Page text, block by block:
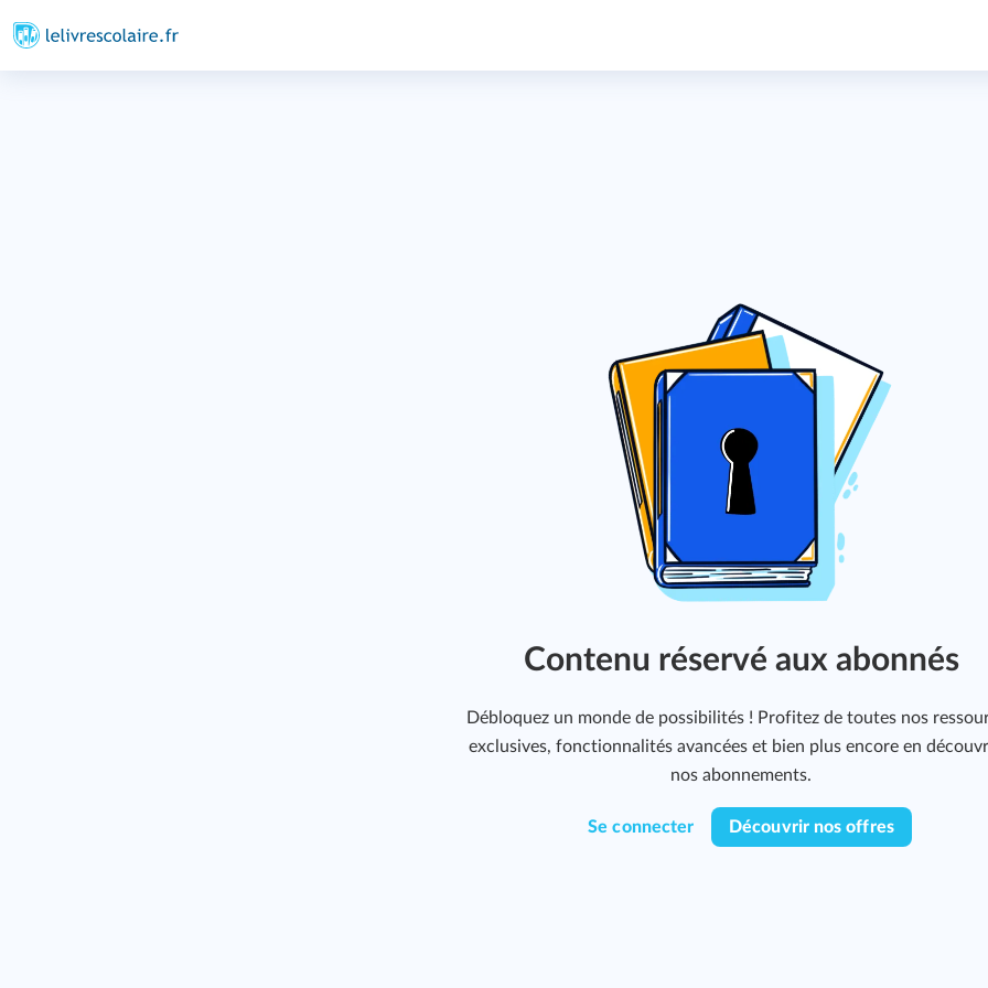
Contenu réservé aux abonnés
Débloquez un monde de possibilités ! Profitez de toutes nos
exclusives, fonctionnalités avancées et bien plus encore en
nos abonnements.
Se connecter Découvrir nos offres